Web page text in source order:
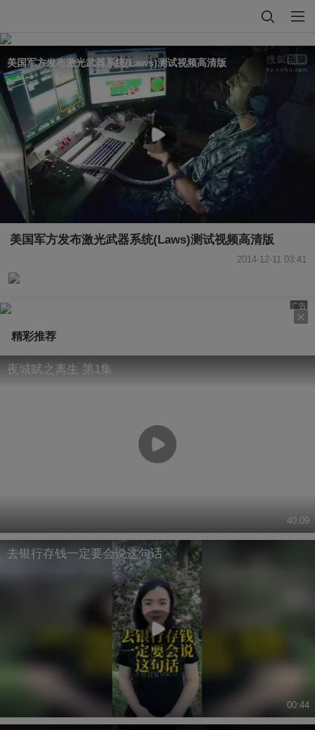
美国军方发布激光武器系统(Laws)测试视频高清版
美国军方发布激光武器系统(Laws)测试视频高清版
2014-12-11 03:41
广告
精彩推荐
夜城赋之离生 第1集
40:09
去银行存钱一定要会说这句话
00:44